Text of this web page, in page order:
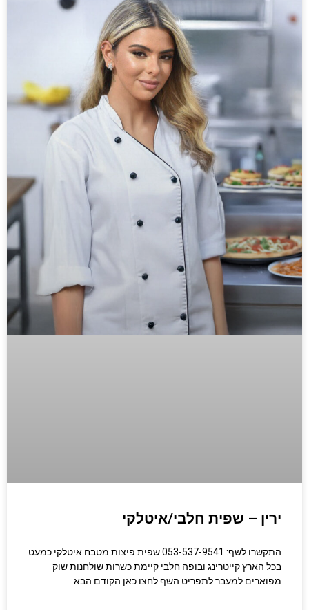
ירין – שפית חלבי/איטלקי
התקשרו לשף: 053-537-9541 שפית פיצות מטבח איטלקי כמעט
בכל הארץ קייטרינג ובופה חלבי קיימת כשרות שולחנות שוק
מפוארים למעבר לתפריט השף לחצו כאן הקודם הבא